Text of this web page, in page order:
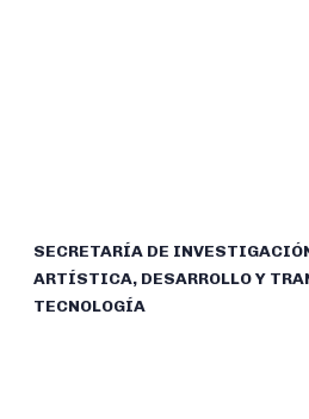
SECRETARÍA DE
ARTÍSTICA, DESARROLLO Y
TECNOLOGÍA